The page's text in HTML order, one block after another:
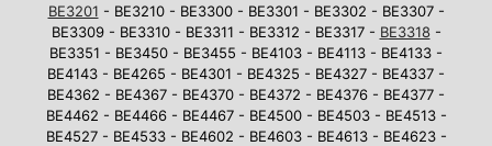
BE3201 - BE3210 - BE3300 - BE3301 - BE3302 - BE3307 -
BE3309 - BE3310 - BE3311 - BE3312 - BE3317 - BE3318-
BE3351 - BE3450 - BE3455 - BE4103 - BE4113 - BE4133 -
BE4143 - BE4265 - BE4301 - BE4325 - BE4327 - BE4337 -
BE4362 - BE4367 - BE4370 - BE4372 - BE4376 - BE4377 -
BE4462 - BE4466 - BE4467 - BE4500 - BE4503 - BE4513 -
BE4527 - BE4533 - BE4602 - BE4603 - BE4613 - BE4623 -